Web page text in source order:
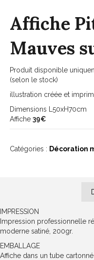
Affiche
Mauves
Produit disponible
(selon le stock)
illustration créée et
Dimensions L50xH70cm
Affiche 39€
Catégories : Décoration
IMPRESSION
Impression professionnelle
moderne satiné, 200gr.
EMBALLAGE
Affiche dans un tube